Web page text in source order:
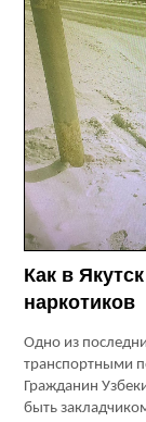
Как в
наркотиков
Одно из
транспортными
Гражданин
быть